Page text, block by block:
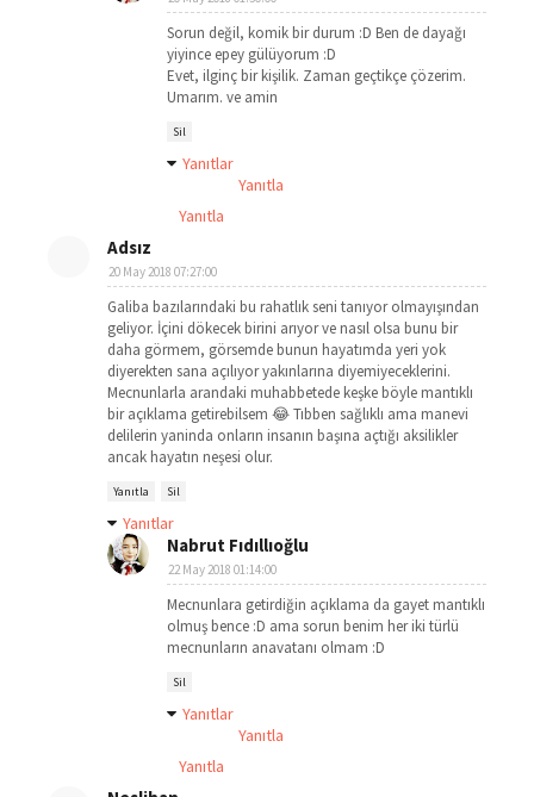
Sorun değil, komik bir durum :D Ben de dayağı
yiyince epey gülüyorum :D
Evet, ilginç bir kişilik. Zaman geçtikçe çözerim.
Umarım. ve amin
Sil
Yanıtlar
Yanıtla
Yanıtla
Adsız
20 May 2018 07:27:00
Galiba bazılarındaki bu rahatlık seni tanıyor olmayışından
geliyor. İçini dökecek birini arıyor ve nasıl olsa bunu bir
daha görmem, görsemde bunun hayatımda yeri yok
diyerekten sana açılıyor yakınlarına diyemiyeceklerini.
Mecnunlarla arandaki muhabbetede keşke böyle mantıklı
bir açıklama getirebilsem 😂 Tıbben sağlıklı ama manevi
delilerin yaninda onların insanın başına açtığı aksilikler
ancak hayatın neşesi olur.
Yanıtla Sil
Yanıtlar
Nabrut Fıdıllıoğlu
22 May 2018 01:14:00
Mecnunlara getirdiğin açıklama da gayet mantıklı
olmuş bence :D ama sorun benim her iki türlü
mecnunların anavatanı olmam :D
Sil
Yanıtlar
Yanıtla
Yanıtla